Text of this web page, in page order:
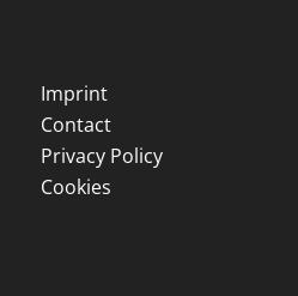
Imprint
Contact
Privacy Policy
Cookies